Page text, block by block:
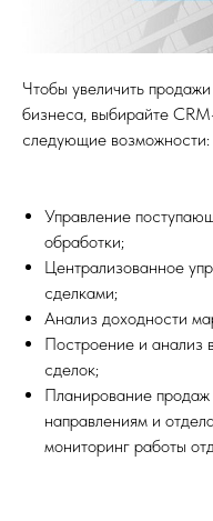
Чтобы увеличить
бизнеса, выбирайте
следующие возможности:
Управление
обработки;
Централизованное
сделками;
Анализ доходности
Построение и анализ
сделок;
Планирование
направлениям и
мониторинг работы